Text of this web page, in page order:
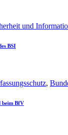
und
BSI
,
beim BfV